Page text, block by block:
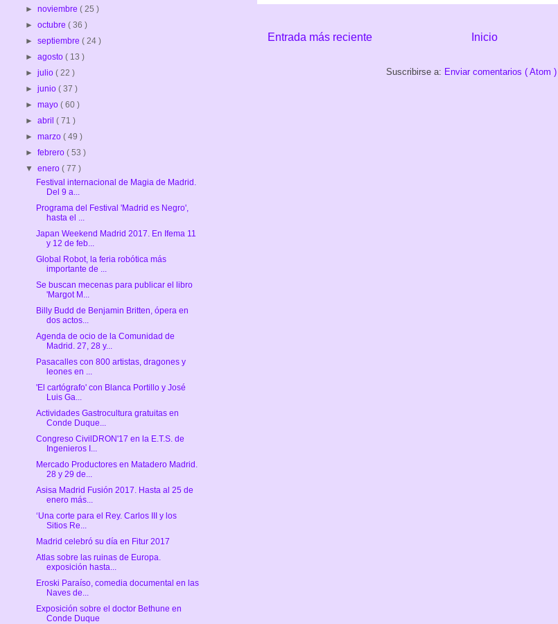
Entrada más reciente Inicio
Suscribirse a: Enviar comentarios ( Atom )
►noviembre( 25 )
►octubre( 36 )
►septiembre( 24 )
►agosto( 13 )
►julio( 22 )
►junio( 37 )
►mayo( 60 )
►abril( 71 )
►marzo( 49 )
►febrero( 53 )
▼enero( 77 )
Festival internacional de Magia de Madrid.
Del 9 a...
Programa del Festival 'Madrid es Negro',
hasta el ...
Japan Weekend Madrid 2017. En Ifema 11
y 12 de feb...
Global Robot, la feria robótica más
importante de ...
Se buscan mecenas para publicar el libro
'Margot M...
Billy Budd de Benjamin Britten, ópera en
dos actos...
Agenda de ocio de la Comunidad de
Madrid. 27, 28 y...
Pasacalles con 800 artistas, dragones y
leones en ...
'El cartógrafo' con Blanca Portillo y José
Luis Ga...
Actividades Gastrocultura gratuitas en
Conde Duque...
Congreso CivilDRON'17 en la E.T.S. de
Ingenieros I...
Mercado Productores en Matadero Madrid.
28 y 29 de...
Asisa Madrid Fusión 2017. Hasta al 25 de
enero más...
‘Una corte para el Rey. Carlos III y los
Sitios Re...
Madrid celebró su día en Fitur 2017
Atlas sobre las ruinas de Europa.
exposición hasta...
Eroski Paraíso, comedia documental en las
Naves de...
Exposición sobre el doctor Bethune en
Conde Duque